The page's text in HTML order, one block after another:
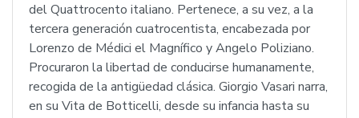
del Quattrocento italiano. Pertenece, a su vez, a la
tercera generación cuatrocentista, encabezada por
Lorenzo de Médici el Magnífico y Angelo Poliziano.
Procuraron la libertad de conducirse humanamente,
recogida de la antigüedad clásica. Giorgio Vasari narra,
en su Vita de Botticelli, desde su infancia hasta su